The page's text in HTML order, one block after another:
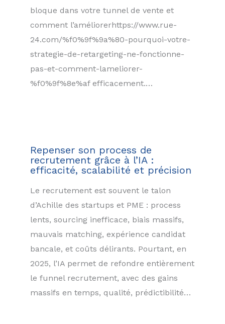
bloque dans votre tunnel de vente et
comment l’améliorerhttps://www.rue-
24.com/%f0%9f%9a%80-pourquoi-votre-
strategie-de-retargeting-ne-fonctionne-
pas-et-comment-lameliorer-
%f0%9f%8e%af efficacement.…
Repenser son process de
recrutement grâce à l’IA :
efficacité, scalabilité et précision
Le recrutement est souvent le talon
d’Achille des startups et PME : process
lents, sourcing inefficace, biais massifs,
mauvais matching, expérience candidat
bancale, et coûts délirants. Pourtant, en
2025, l’IA permet de refondre entièrement
le funnel recrutement, avec des gains
massifs en temps, qualité, prédictibilité…